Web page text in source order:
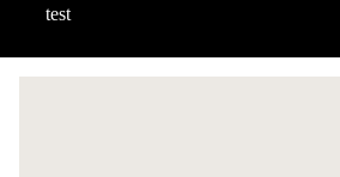
test